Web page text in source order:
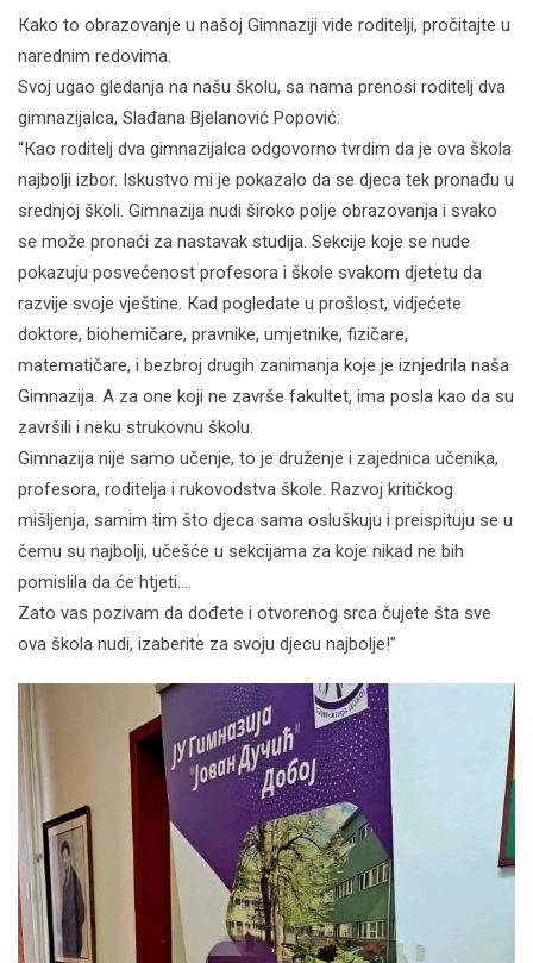
Кako to obrazovanje u našoj Gimnaziji vide roditelji, pročitajte u
narednim redovima.
Svoj ugao gledanja na našu školu, sa nama prenosi roditelj dva
gimnazijalca, Slađana Bjelanović Popović:
“Кao roditelj dva gimnazijalca odgovorno tvrdim da je ova škola
najbolji izbor. Iskustvo mi je pokazalo da se djeca tek pronađu u
srednjoj školi. Gimnazija nudi široko polje obrazovanja i svako
se može pronaći za nastavak studija. Sekcije koje se nude
pokazuju posvećenost profesora i škole svakom djetetu da
razvije svoje vještine. Кad pogledate u prošlost, vidjećete
doktore, biohemičare, pravnike, umjetnike, fizičare,
matematičare, i bezbroj drugih zanimanja koje je iznjedrila naša
Gimnazija. A za one koji ne završe fakultet, ima posla kao da su
završili i neku strukovnu školu.
Gimnazija nije samo učenje, to je druženje i zajednica učenika,
profesora, roditelja i rukovodstva škole. Razvoj kritičkog
mišljenja, samim tim što djeca sama osluškuju i preispituju se u
čemu su najbolji, učešće u sekcijama za koje nikad ne bih
pomislila da će htjeti….
Zato vas pozivam da dođete i otvorenog srca čujete šta sve
ova škola nudi, izaberite za svoju djecu najbolje!”